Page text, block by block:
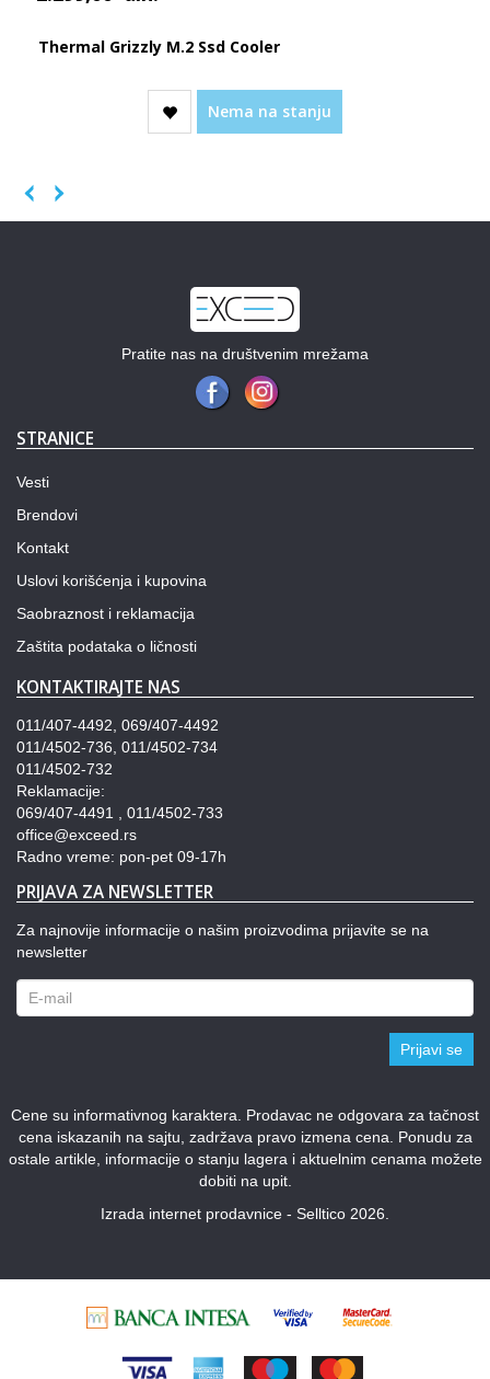
Thermal Grizzly M.2 Ssd Cooler
Nema na stanju
Pratite nas na društvenim mrežama
STRANICE
Vesti
Brendovi
Kontakt
Uslovi korišćenja i kupovina
Saobraznost i reklamacija
Zaštita podataka o ličnosti
KONTAKTIRAJTE NAS
011/407-4492, 069/407-4492
011/4502-736, 011/4502-734
011/4502-732
Reklamacije:
069/407-4491 , 011/4502-733
office@exceed.rs
Radno vreme: pon-pet 09-17h
PRIJAVA ZA NEWSLETTER
Za najnovije informacije o našim proizvodima prijavite se na
newsletter
Prijavi se
Cene su informativnog karaktera. Prodavac ne odgovara za tačnost
cena iskazanih na sajtu, zadržava pravo izmena cena. Ponudu za
ostale artikle, informacije o stanju lagera i aktuelnim cenama možete
dobiti na upit.
Izrada internet prodavnice - Selltico 2026.